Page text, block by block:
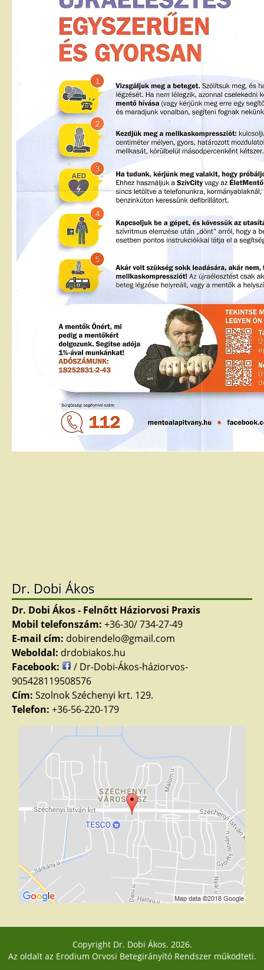
Dr. Dobi Ákos
Dr. Dobi Ákos - Felnőtt Háziorvosi Praxis
Mobil telefonszám: +36-30/ 734-27-49
E-mail cím: dobirendelo@gmail.com
Weboldal: drdobiakos.hu
Facebook:
/ Dr-Dobi-Ákos-háziorvos-
905428119508576
Cím: Szolnok Széchenyi krt. 129.
Telefon: +36-56-220-179
Copyright Dr. Dobi Ákos. 2026.
Az oldalt az Erodium Orvosi Betegirányító Rendszerműködteti.